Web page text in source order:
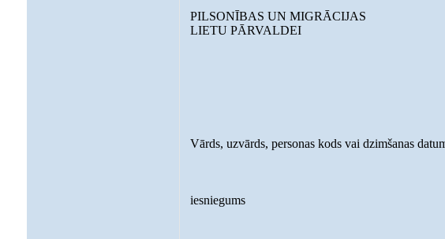
PILSONĪBAS UN MIGRĀCIJAS
LIETU PĀRVALDEI
Vārds, uzvārds, personas kods vai dzimšanas
iesniegums